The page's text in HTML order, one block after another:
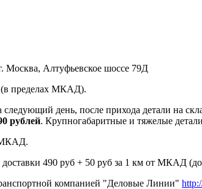
Москва, Алтуфьевское шоссе 79Д
(в пределах МКАД).
следующий день, после прихода детали на
рублей. Крупногабаритные и тяжелые
МКАД.
490 руб + 50 руб за 1 км от МКАД
компанией "Деловые Линии"